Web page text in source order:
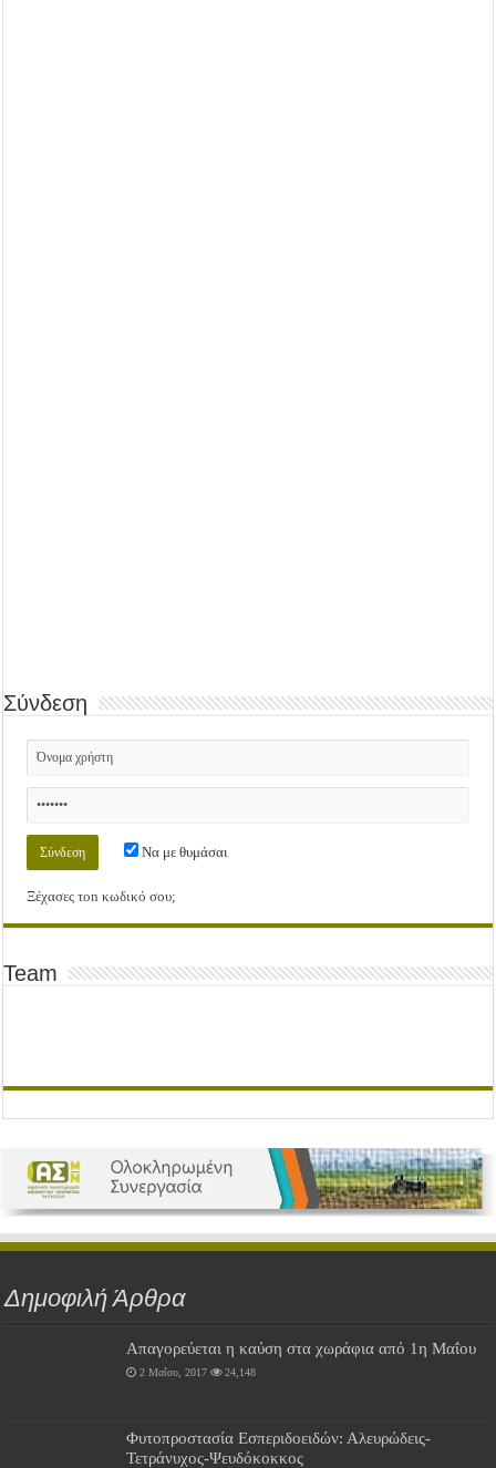
Σύνδεση
Να με θυμάσαι
Ξέχασες τοn κωδικό σου;
Team
Δημοφιλή Άρθρα
Απαγορεύεται η καύση στα χωράφια από 1η Μαΐου
2 Μαΐου, 2017 24,148
Φυτοπροστασία Εσπεριδοειδών: Αλευρώδεις-
Τετράνυχος-Ψευδόκοκκος